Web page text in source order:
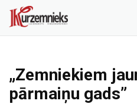
„Zemniekiem
pārmaiņu gads”